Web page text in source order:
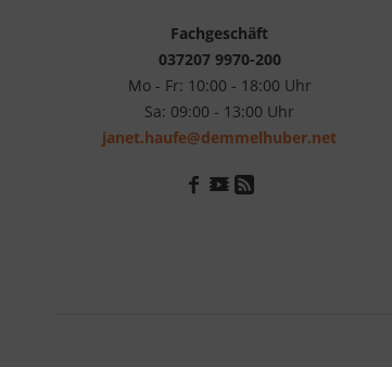
Fachgeschäft
037207 9970-200
Mo - Fr: 10:00 - 18:00 Uhr
Sa: 09:00 - 13:00 Uhr
janet.haufe@demmelhuber.net